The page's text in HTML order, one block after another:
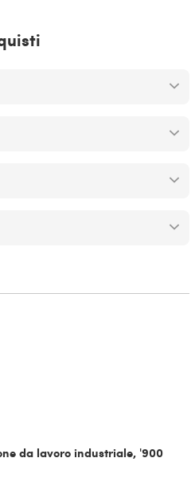
da lavoro industriale, '900